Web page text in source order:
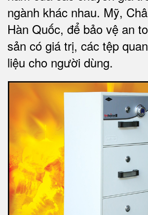
ngành khác nhau. Mỹ,
Hàn Quốc, để bảo vệ an
sản có giá trị, các tệp
liệu cho người dùng.